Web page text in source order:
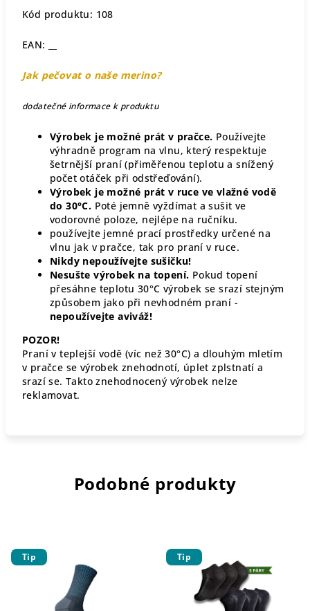
Kód produktu: 108
EAN: __
Jak pečovat o naše merino?
dodatečné informace k produktu
Výrobek je možné prát v pračce. Používejte
výhradně program na vlnu, který respektuje
šetrnější praní (přiměřenou teplotu a snížený
počet otáček při odstřeďování).
Výrobek je možné prát v ruce ve vlažné vodě
do 30°C. Poté jemně vyždímat a sušit ve
vodorovné poloze, nejlépe na ručníku.
používejte jemné prací prostředky určené na
vlnu jak v pračce, tak pro praní v ruce.
Nikdy nepoužívejte sušičku!
Nesušte výrobek na topení. Pokud topení
přesáhne teplotu 30°C výrobek se srazí stejným
způsobem jako při nevhodném praní -
nepoužívejte aviváž!
POZOR!
Praní v teplejší vodě (víc než 30°C) a dlouhým mletím
v pračce se výrobek znehodnotí, úplet zplstnatí a
srazí se. Takto znehodnocený výrobek nelze
reklamovat.
Podobné produkty
Tip Tip